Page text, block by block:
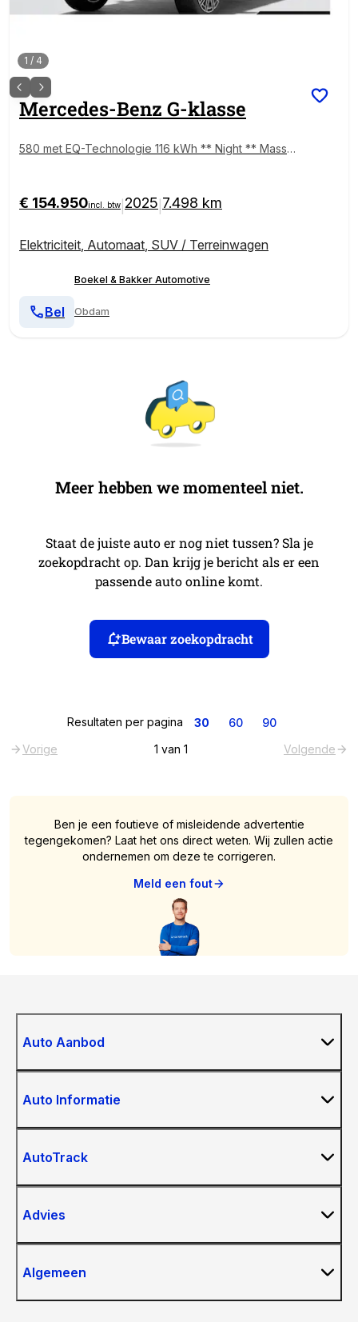
1 / 4
Mercedes-Benz G-klasse
580 met EQ-Technologie 116 kWh ** Night ** Massa
€ 154.950incl. btw 2025 7.498 km
Elektriciteit, Automaat, SUV / Terreinwagen
Boekel & Bakker Automotive
Obdam
Bel
Meer hebben we momenteel niet.
Staat de juiste auto er nog niet tussen? Sla je
zoekopdracht op. Dan krijg je bericht als er een
passende auto online komt.
Bewaar zoekopdracht
Resultaten per pagina 30 60
90
Vorige
1 van 1 Volgende
Ben je een foutieve of misleidende advertentie
tegengekomen? Laat het ons direct weten. Wij zullen actie
ondernemen om deze te corrigeren.
Meld een fout
Auto Aanbod
Auto Informatie
AutoTrack
Advies
Algemeen